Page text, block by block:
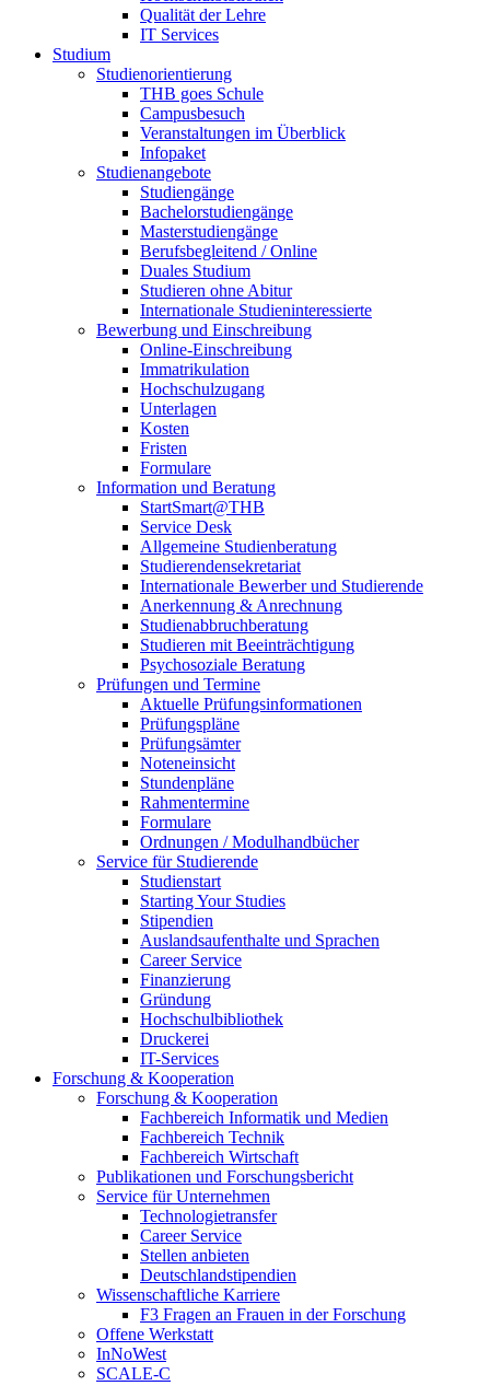
Qualität der Lehre
IT Services
Studium
Studienorientierung
THB goes Schule
Campusbesuch
Veranstaltungen im Überblick
Infopaket
Studienangebote
Studiengänge
Bachelorstudiengänge
Masterstudiengänge
Berufsbegleitend / Online
Duales Studium
Studieren ohne Abitur
Internationale Studieninteressierte
Bewerbung und Einschreibung
Online-Einschreibung
Immatrikulation
Hochschulzugang
Unterlagen
Kosten
Fristen
Formulare
Information und Beratung
StartSmart@THB
Service Desk
Allgemeine Studienberatung
Studierendensekretariat
Internationale Bewerber und Studierende
Anerkennung & Anrechnung
Studienabbruchberatung
Studieren mit Beeinträchtigung
Psychosoziale Beratung
Prüfungen und Termine
Aktuelle Prüfungsinformationen
Prüfungspläne
Prüfungsämter
Noteneinsicht
Stundenpläne
Rahmentermine
Formulare
Ordnungen / Modulhandbücher
Service für Studierende
Studienstart
Starting Your Studies
Stipendien
Auslandsaufenthalte und Sprachen
Career Service
Finanzierung
Gründung
Hochschulbibliothek
Druckerei
IT-Services
Forschung & Kooperation
Forschung & Kooperation
Fachbereich Informatik und Medien
Fachbereich Technik
Fachbereich Wirtschaft
Publikationen und Forschungsbericht
Service für Unternehmen
Technologietransfer
Career Service
Stellen anbieten
Deutschlandstipendien
Wissenschaftliche Karriere
F3 Fragen an Frauen in der Forschung
Offene Werkstatt
InNoWest
SCALE-C